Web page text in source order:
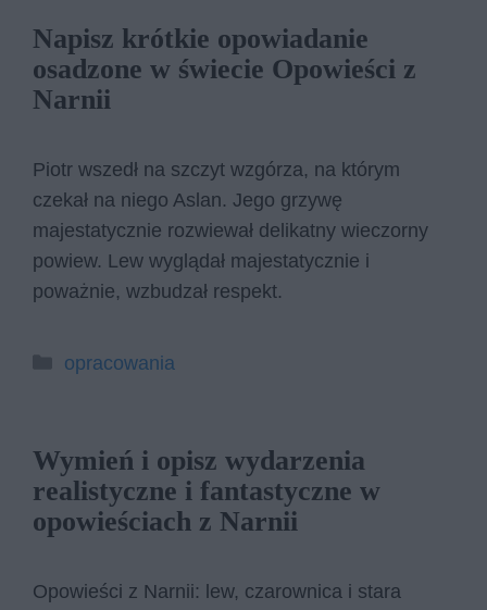
Napisz krótkie opowiadanie
osadzone w świecie Opowieści z
Narnii
Piotr wszedł na szczyt wzgórza, na którym
czekał na niego Aslan. Jego grzywę
majestatycznie rozwiewał delikatny wieczorny
powiew. Lew wyglądał majestatycznie i
poważnie, wzbudzał respekt.
Kategorie
opracowania
Wymień i opisz wydarzenia
realistyczne i fantastyczne w
opowieściach z Narnii
Opowieści z Narnii: lew, czarownica i stara